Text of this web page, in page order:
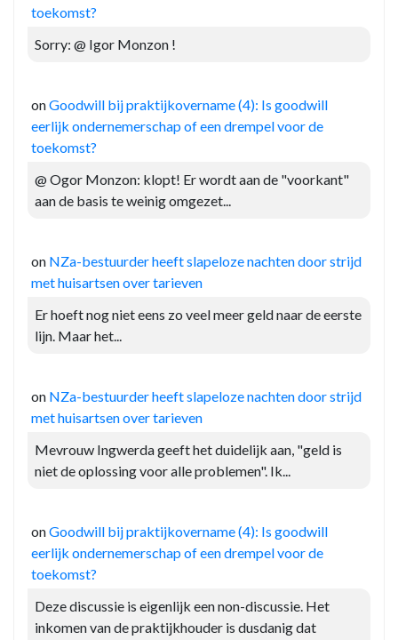
toekomst?
Sorry: @ Igor Monzon !
onGoodwill bij praktijkovername (4): Is goodwill
eerlijk ondernemerschap of een drempel voor de
toekomst?
@ Ogor Monzon: klopt! Er wordt aan de "voorkant"
aan de basis te weinig omgezet...
on NZa-bestuurder heeft slapeloze nachten door strijd
met huisartsen over tarieven
Er hoeft nog niet eens zo veel meer geld naar de eerste
lijn. Maar het...
on NZa-bestuurder heeft slapeloze nachten door strijd
met huisartsen over tarieven
Mevrouw Ingwerda geeft het duidelijk aan, "geld is
niet de oplossing voor alle problemen". Ik...
onGoodwill bij praktijkovername (4): Is goodwill
eerlijk ondernemerschap of een drempel voor de
toekomst?
Deze discussie is eigenlijk een non-discussie. Het
inkomen van de praktijkhouder is dusdanig dat